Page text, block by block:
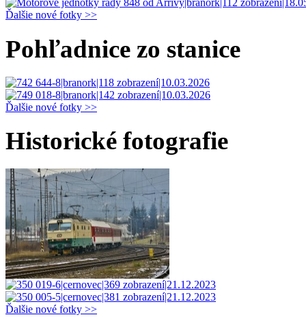
Ďalšie nové fotky >>
Pohľadnice zo stanice
Ďalšie nové fotky >>
Historické fotografie
Ďalšie nové fotky >>